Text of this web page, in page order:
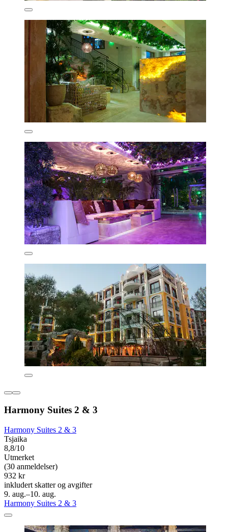
Harmony Suites 2 & 3
Harmony Suites 2 & 3
Tsjaika
8,8/10
Utmerket
(30 anmeldelser)
932 kr
inkludert skatter og avgifter
9. aug.–10. aug.
Harmony Suites 2 & 3